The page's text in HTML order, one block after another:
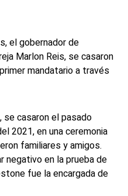
el gobernador de
Marlon Reis, se casaron
mandatario a través
se casaron el pasado
2021, en una ceremonia
familiares y amigos.
negativo en la prueba de
fue la encargada de